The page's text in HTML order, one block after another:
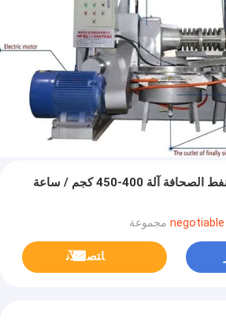
زيت جوز الهند صنع النفط الصحافة آلة 400-450 كجم / ساعة
ﺎﺘﺼﻟ ﺍﻶﻧ